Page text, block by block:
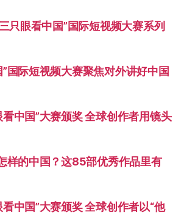
只眼看中国”国际短视频大赛系列
国际短视频大赛聚焦对外讲好中国
中国”大赛颁奖 全球创作者用镜头
样的中国？这85部优秀作品里有
中国”大赛颁奖 全球创作者以“他